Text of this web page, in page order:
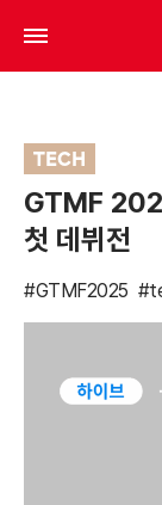
TECH
GTMF
첫 데뷔전
#GTMF2025